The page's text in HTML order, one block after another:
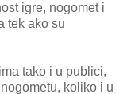
igre, nogomet i
tek ako su
tako i u publici,
koliko i u